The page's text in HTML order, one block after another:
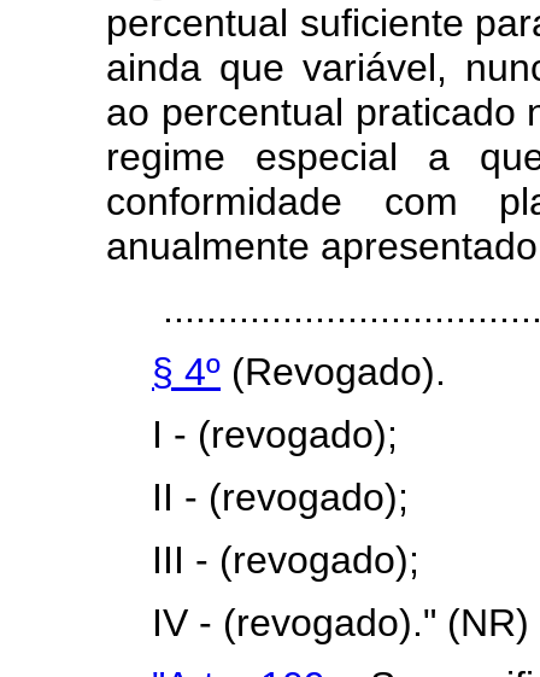
percentual suficiente
ainda que variável,
ao percentual praticado
regime especial a
conformidade com
anualmente
§ 4º (Revogado).
I - (revogado);
II - (revogado);
III - (revogado);
IV - (revogado)." (NR)